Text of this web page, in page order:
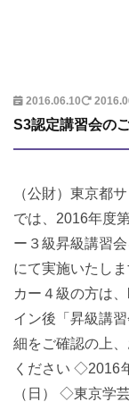
2016.06.10
S3認定講習会の
（公財）東京都
では、2016年度
ー３級昇級講習
にて実施いたしま
カー４級の方は
イン後「昇級講
細をご確認の上
ください ◇2016
（日） ◇東京学